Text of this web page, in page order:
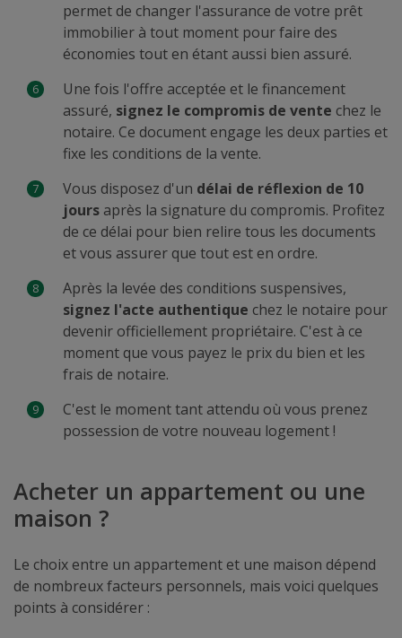
permet de changer l'assurance de votre prêt
immobilier à tout moment pour faire des
économies tout en étant aussi bien assuré.
Une fois l'offre acceptée et le financement
assuré, signez le compromis de vente chez le
notaire. Ce document engage les deux parties et
fixe les conditions de la vente.
Vous disposez d'un délai de réflexion de 10
jours après la signature du compromis. Profitez
de ce délai pour bien relire tous les documents
et vous assurer que tout est en ordre.
Après la levée des conditions suspensives,
signez l'acte authentique chez le notaire pour
devenir officiellement propriétaire. C'est à ce
moment que vous payez le prix du bien et les
frais de notaire.
C'est le moment tant attendu où vous prenez
possession de votre nouveau logement !
Acheter un appartement ou une
maison ?
Le choix entre un appartement et une maison dépend
de nombreux facteurs personnels, mais voici quelques
points à considérer :